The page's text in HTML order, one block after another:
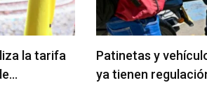
la tarifa
Patinetas y
ya tienen